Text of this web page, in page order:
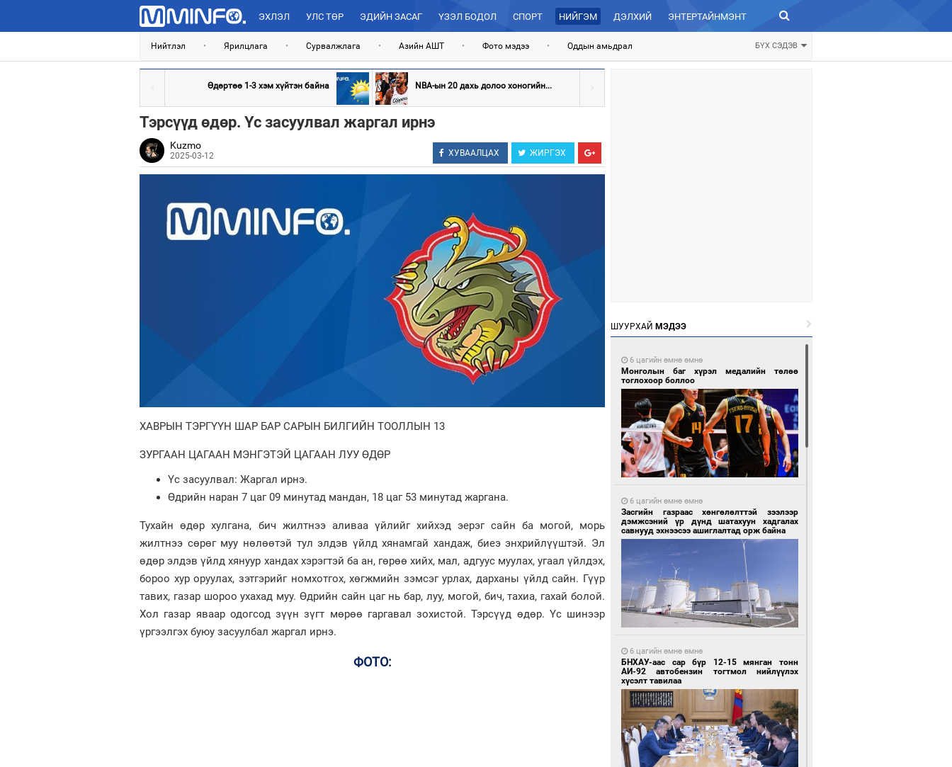
ЭХЛЭЛ УЛС ТӨР ЭДИЙН ЗАСАГ ҮЗЭЛ БОДОЛ СПОРТ НИЙГЭМ ДЭЛХИЙ ЭНТЕРТАЙНМЭНТ ЗУРХАЙ
Нийтлэл • Ярилцлага • Сурвалжлага • Азийн АШТ • Фото мэдээ • Оддын амьдрал БҮХ СЭДЭВ
Өдөртөө 1-3 хэм хүйтэн байна NBA-ын 20 дахь долоо хоногийн...
Тэрсүүд өдөр. Үс засуулвал жаргал ирнэ
Kuzmo
2025-03-12 ХУВААЛЦАХ ЖИРГЭХ
ХАВРЫН ТЭРГҮҮН ШАР БАР САРЫН БИЛГИЙН ТООЛЛЫН 13
ЗУРГААН ЦАГААН МЭНГЭТЭЙ ЦАГААН ЛУУ ӨДӨР
Үс засуулвал: Жаргал ирнэ.
Өдрийн наран 7 цаг 09 минутад мандан, 18 цаг 53 минутад жаргана.
Тухайн өдөр хулгана, бич жилтнээ аливаа үйлийг хийхэд эерэг сайн ба могой, морь
жилтнээ сөрөг муу нөлөөтэй тул элдэв үйлд хянамгай хандаж, биеэ энхрийлүүштэй. Эл
өдөр элдэв үйлд хянуур хандах хэрэгтэй ба ан, гөрөө хийх, мал, адгуус муулах, угаал үйлдэх,
бороо хур оруулах, зэтгэрийг номхотгох, хөгжмийн зэмсэг урлах, дарханы үйлд сайн. Гүүр
тавих, газар шороо ухахад муу. Өдрийн сайн цаг нь бар, луу, могой, бич, тахиа, гахай болой.
Хол газар яваар одогсод зүүн зүгт мөрөө гаргавал зохистой. Тэрсүүд өдөр. Үс шинээр
үргээлгэх буюу засуулбал жаргал ирнэ.
ФОТО:
ШУУРХАЙ МЭДЭЭ
6 цагийн өмнө өмнө
Монголын баг хүрэл медалийн төлөө
тоглохоор боллоо
6 цагийн өмнө өмнө
Засгийн газраас хөнгөлөлттэй зээлээр
дэмжсэний үр дүнд шатахуун хадгалах
савнууд эхнээсээ ашиглалтад орж байна
6 цагийн өмнө өмнө
БНХАУ-аас сар бүр 12-15 мянган тонн
АИ-92 автобензин тогтмол нийлүүлэх
хүсэлт тавилаа